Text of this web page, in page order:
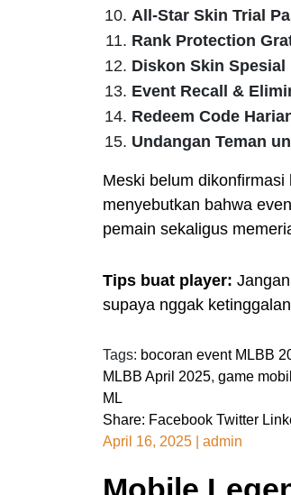
All-Star Skin Trial
Rank Protection
Diskon Skin Spesial
Event Recall &
Redeem Code
Undangan Teman
Meski belum
menyebutkan bahwa
pemain sekaligus
Tips buat player:
supaya nggak
Tags: bocoran event MLBB
MLBB April 2025, game
ML
Share: Facebook Twitter
April 16, 2025
admin